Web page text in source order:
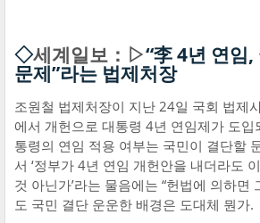
◇세계일보：▷“李 4년 연임
문제”라는 법제처장
조원철 법제처장이 지난 24일 국회 법제
에서 개헌으로 대통령 4년 연임제가 도입
통령의 연임 적용 여부는 국민이 결단할
서 ‘정부가 4년 연임 개헌안을 내더라도
것 아닌가’라는 물음에는 “헌법에 의하면
도 국민 결단 운운한 배경은 도대체 뭔가.